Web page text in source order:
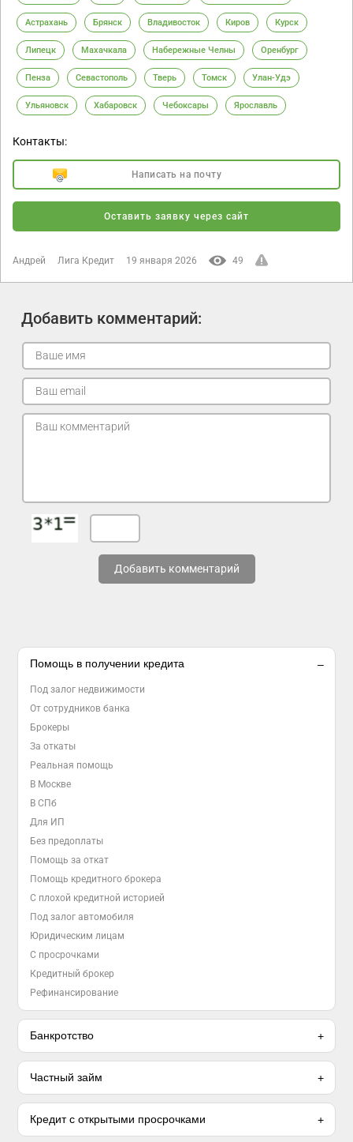
Астрахань Брянск Владивосток Киров Курск
Липецк Махачкала Набережные Челны Оренбург
Пенза Севастополь Тверь Томск Улан-Удэ
Ульяновск Хабаровск Чебоксары Ярославль
Контакты:
Написать на почту
Оставить заявку через сайт
Андрей Лига Кредит 19 января 2026 49
Добавить комментарий:
Добавить комментарий
Помощь в получении кредита
Под залог недвижимости
От сотрудников банка
Брокеры
За откаты
Реальная помощь
В Москве
В СПб
Для ИП
Без предоплаты
Помощь за откат
Помощь кредитного брокера
С плохой кредитной историей
Под залог автомобиля
Юридическим лицам
С просрочками
Кредитный брокер
Рефинансирование
Банкротство
Частный займ
Кредит с открытыми просрочками